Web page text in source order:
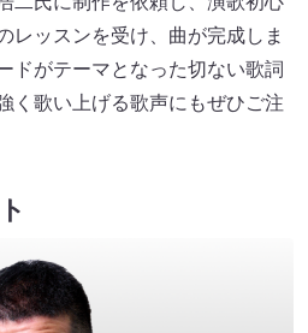
レッスンを受け、曲が完成しま
ドがテーマとなった切ない歌詞
く歌い上げる歌声にもぜひご注